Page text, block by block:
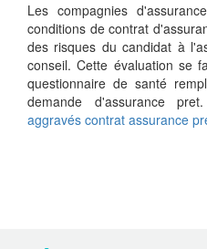
Les compagnies
conditions de contrat
des risques du candidat à
conseil. Cette évaluation se
questionnaire de santé
demande d'assurance
aggravés contrat assurance